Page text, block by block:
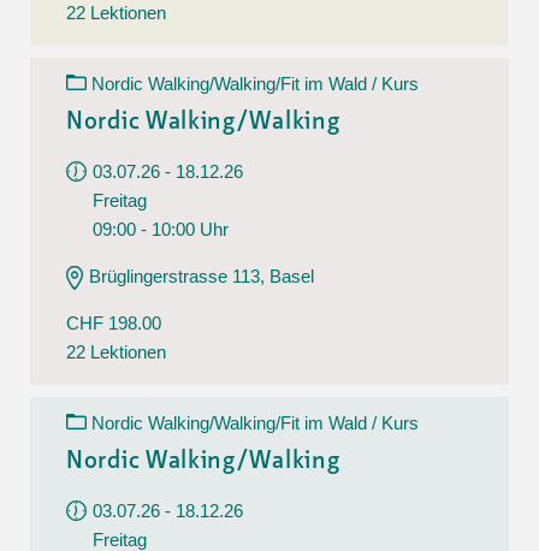
22 Lektionen
Nordic Walking/Walking/Fit im Wald / Kurs
Nordic Walking/Walking
03.07.26 - 18.12.26
Freitag
09:00 - 10:00 Uhr
Brüglingerstrasse 113, Basel
CHF 198.00
22 Lektionen
Nordic Walking/Walking/Fit im Wald / Kurs
Nordic Walking/Walking
03.07.26 - 18.12.26
Freitag